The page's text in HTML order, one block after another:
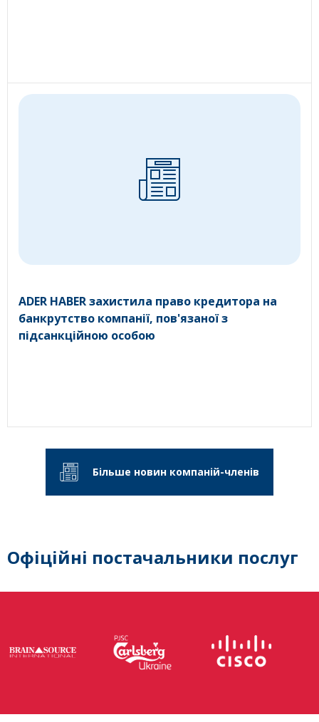
ADER HABER захистила право кредитора на
банкрутство компанії, пов'язаної з
підсанкційною особою
Більше новин компаній-членів
Офіційні постачальники послуг